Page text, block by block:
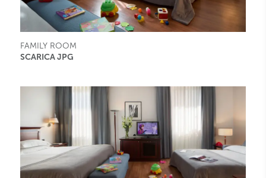
FAMILY ROOM
SCARICA JPG